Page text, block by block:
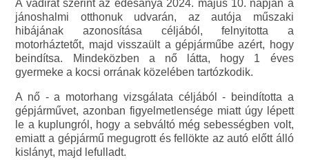
A vádirat szerint az édesanya 2024. május 10. napján a
jánoshalmi otthonuk udvarán, az autója műszaki
hibájának azonosítása céljából, felnyitotta a
motorháztetőt, majd visszaült a gépjárműbe azért, hogy
beindítsa. Mindeközben a nő látta, hogy 1 éves
gyermeke a kocsi orrának közelében tartózkodik.
A nő - a motorhang vizsgálata céljából - beindította a
gépjárművet, azonban figyelmetlensége miatt úgy lépett
le a kuplungról, hogy a sebváltó még sebességben volt,
emiatt a gépjármű megugrott és fellökte az autó előtt álló
kislányt, majd lefulladt.